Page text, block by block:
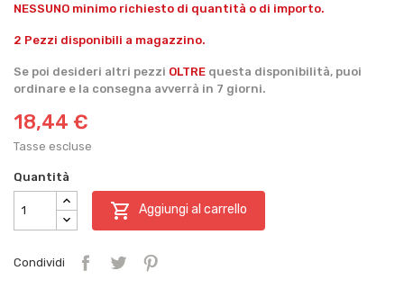
NESSUNO minimo richiesto di quantità o di importo.
2 Pezzi disponibili a magazzino.
Se poi desideri altri pezzi OLTRE questa disponibilità, puoi
ordinare e la consegna avverrà in 7 giorni.
18,44 €
Tasse escluse
Quantità
 Aggiungi al carrello
Condividi